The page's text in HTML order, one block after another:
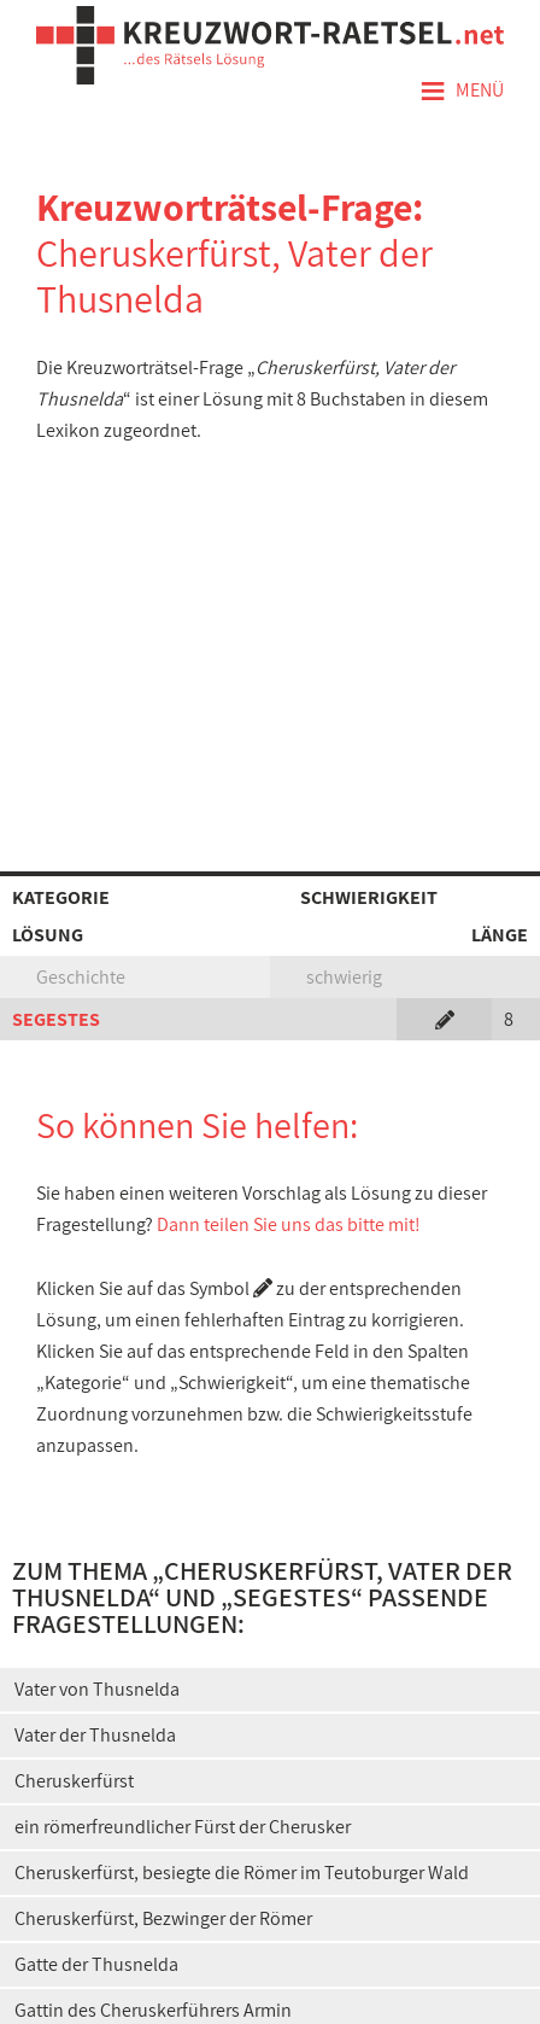
≡ MENÜ
Kreuzworträtsel-Frage:
Cheruskerfürst, Vater der
Thusnelda
Die Kreuzworträtsel-Frage „Cheruskerfürst, Vater der
Thusnelda“ ist einer Lösung mit 8 Buchstaben in diesem
Lexikon zugeordnet.
KATEGORIE
SCHWIERIGKEIT
LÖSUNG
LÄNGE
Geschichte
schwierig
SEGESTES
8
So können Sie helfen:
Sie haben einen weiteren Vorschlag als Lösung zu dieser
Fragestellung? Dann teilen Sie uns das bitte mit!
Klicken Sie auf das Symbol
zu der entsprechenden
Lösung, um einen fehlerhaften Eintrag zu korrigieren.
Klicken Sie auf das entsprechende Feld in den Spalten
„Kategorie“ und „Schwierigkeit“, um eine thematische
Zuordnung vorzunehmen bzw. die Schwierigkeitsstufe
anzupassen.
ZUM THEMA „CHERUSKERFÜRST, VATER DER
THUSNELDA“ UND „SEGESTES“ PASSENDE
FRAGESTELLUNGEN:
Vater von Thusnelda
Vater der Thusnelda
Cheruskerfürst
ein römerfreundlicher Fürst der Cherusker
Cheruskerfürst, besiegte die Römer im Teutoburger Wald
Cheruskerfürst, Bezwinger der Römer
Gatte der Thusnelda
Gattin des Cheruskerführers Armin